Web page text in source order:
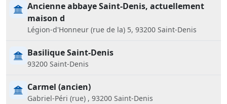
Ancienne abbaye Saint-Denis, actuellement
maison d
Légion-d'Honneur (rue de la) 5, 93200 Saint-Denis
Basilique Saint-Denis
93200 Saint-Denis
Carmel (ancien)
Gabriel-Péri (rue) , 93200 Saint-Denis